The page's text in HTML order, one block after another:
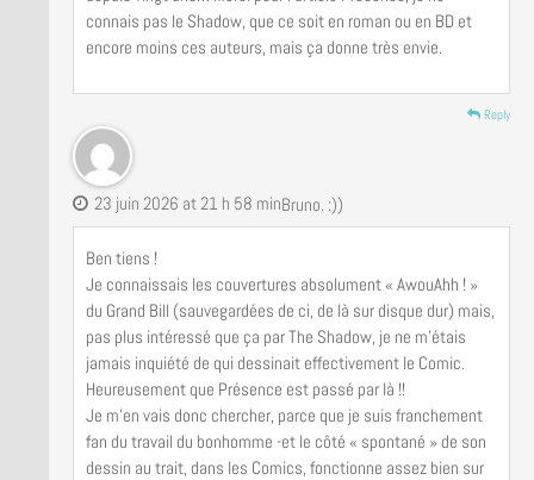
connais pas le Shadow, que ce soit en roman ou en BD et
encore moins ces auteurs, mais ça donne très envie.
Reply
Bruno. :))
23 juin 2026 at 21 h 58 min
Ben tiens !
Je connaissais les couvertures absolument « AwouAhh ! »
du Grand Bill (sauvegardées de ci, de là sur disque dur) mais,
pas plus intéressé que ça par The Shadow, je ne m’étais
jamais inquiété de qui dessinait effectivement le Comic.
Heureusement que Présence est passé par là !!
Je m’en vais donc chercher, parce que je suis franchement
fan du travail du bonhomme -et le côté « spontané » de son
dessin au trait, dans les Comics, fonctionne assez bien sur